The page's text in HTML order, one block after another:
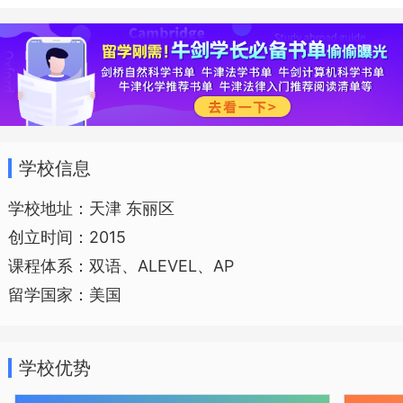
和管理经验，由管理者精心研发，多校联
动，并成功实践的科学独特的课程设置给
学生们创造了独具特色的学习和校园生活
体验。
天津格瑞思学校创办于2015年5月天
津耀华中学国际部，2019年6月，由北京
东朴教育集团董事长曹允东投资创办的一
中国国家课程的双语部和AP&A-Level的国
学校信息
学校地址：天津 东丽区
创立时间：2015
课程体系：双语、ALEVEL、AP
留学国家：美国
学校优势